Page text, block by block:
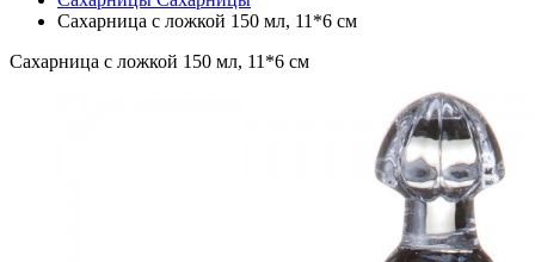
Сахарница с ложкой 150 мл, 11*6 см
Сахарница с ложкой 150 мл, 11*6 см